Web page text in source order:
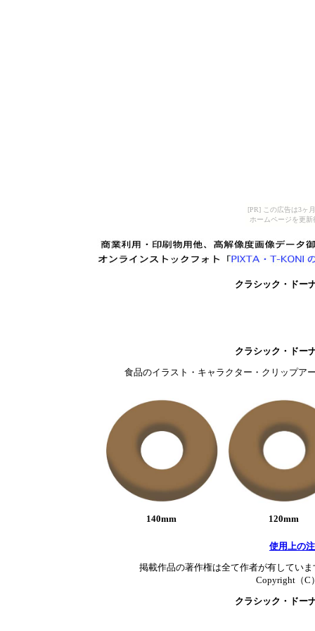
[PR] この広告は3ヶ
ホームページを更
クラシック・ドー
クラシック・ドー
食品のイラスト・キャラクター・クリップア
140mm 120mm
使用上の
掲載作品の著作権は全て作者が有してい
Copyright（C
クラシック・ドー